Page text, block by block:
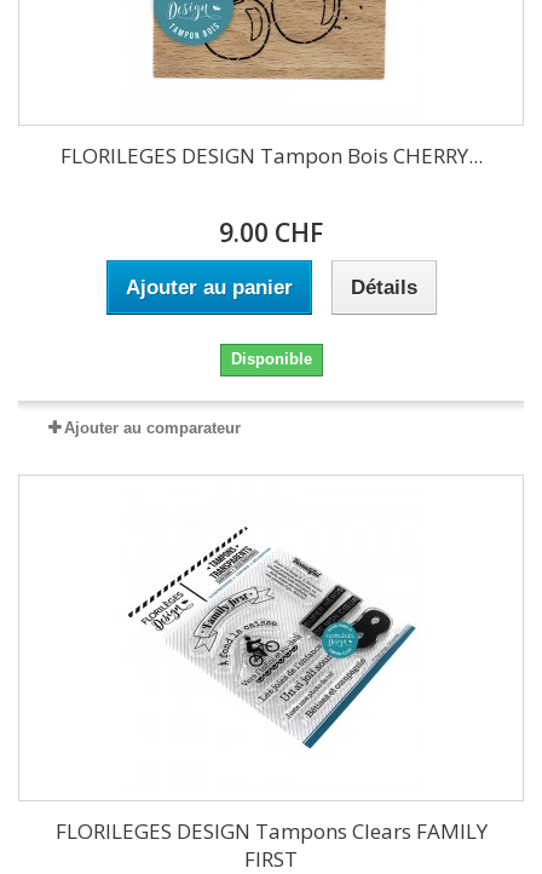
FLORILEGES DESIGN Tampon Bois CHERRY...
9.00 CHF
Ajouter au panier Détails
Disponible
Ajouter au comparateur
FLORILEGES DESIGN Tampons Clears FAMILY
FIRST